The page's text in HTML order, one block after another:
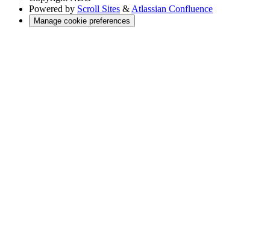
Powered by Scroll Sites & Atlassian Confluence
Manage cookie preferences